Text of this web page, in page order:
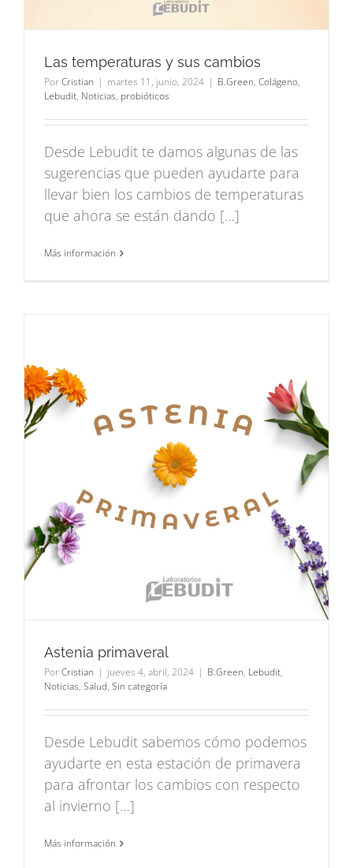
Las temperaturas y sus cambios
PorCristian | martes 11, junio, 2024 | B.Green, Colágeno,
Lebudit, Noticias, probióticos
Desde Lebudit te damos algunas de las
sugerencias que pueden ayudarte para
llevar bien los cambios de temperaturas
que ahora se están dando […]
Más información
Astenia primaveral
PorCristian | jueves 4, abril, 2024 | B.Green, Lebudit,
Noticias, Salud, Sin categoría
Desde Lebudit sabemos cómo podemos
ayudarte en esta estación de primavera
para afrontar los cambios con respecto
al invierno […]
Más información